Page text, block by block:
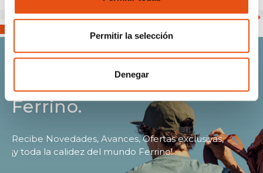
Permitir la selección
Denegar
Únete a la comunidad
Ferrino.
Recibe Novedades, Avances, Ofertas exclusivas,
¡y toda la calidez del mundo Ferrino!